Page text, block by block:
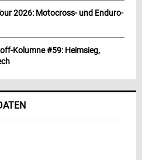
2026: Motocross- und Enduro-
Kolumne #59: Heimsieg,